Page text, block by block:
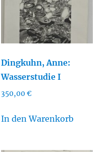
Dingkuhn, Anne:
Wasserstudie I
350,00 €
In den Warenkorb